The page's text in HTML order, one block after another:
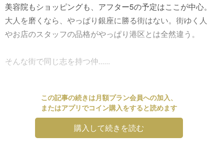
美容院もショッピングも、アフター5の予定はここが中心。
大人を磨くなら、やっぱり銀座に勝る街はない。街ゆく人
やお店のスタッフの品格がやっぱり港区とは全然違う。
そんな街で同じ志を持つ仲......
この記事の続きは月額プラン会員への加入、
またはアプリでコイン購入をすると読めます
購入して続きを読む